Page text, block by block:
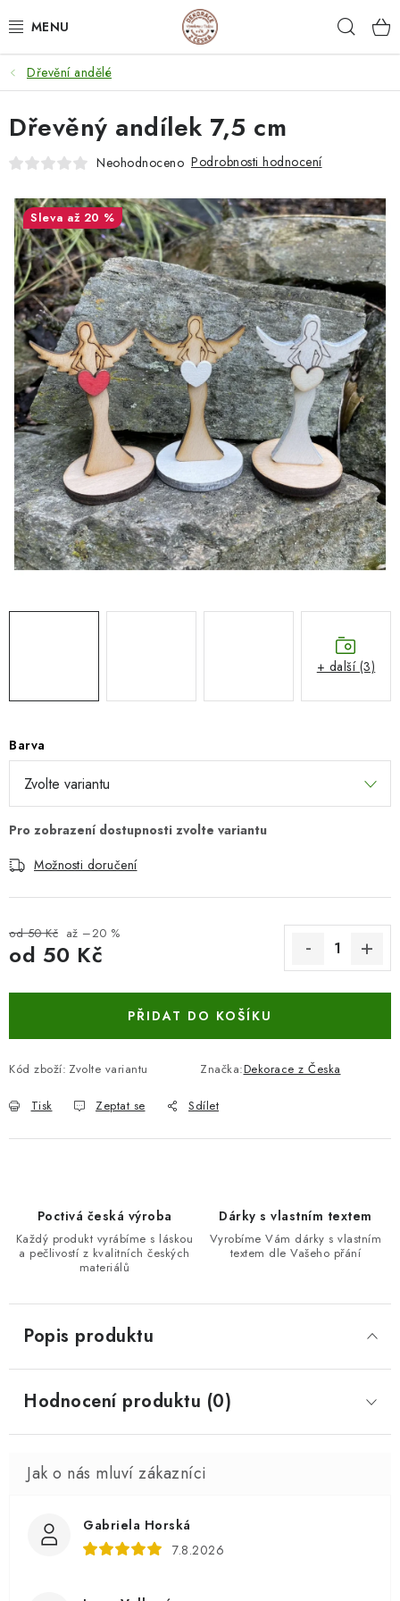
na
NEJPRODÁVANĚJŠÍ
SVATEBNÍ DARY/ DEKORACE 💍
DÁRKOVÉ BOXY A KRABIČKY
DÁRKY K NAROZENINÁM
PERSONALIZOVANÉ DÁRKY ✨
DÁRKY
DŘEVĚNÉ DEKORACE
SEZÓNNÍ DEKORACE
DÁRKY Z LÁSKY
NOVINKY
🔥 AKCE A SLEVY
Vrácení zboží
Dřevění andělé
Barva
Možnosti doručení
od 50 Kč až –20 %
od 50 Kč
PŘIDAT DO KOŠÍKU
Kód zboží: Zvolte variantu Značka:Dekorace z Česka
Tisk Zeptat se Sdílet
Dřevěný andílek 7,5 cm
Neohodnoceno Podrobnosti hodnocení
až 20 %
+ další (3)
Poctivá česká výroba
Každý produkt vyrábíme s láskou
a pečlivostí z kvalitních českých
materiálů
Dárky s vlastním textem
Vyrobíme Vám dárky s vlastním
textem dle Vašeho přání
Popis produktu
Hodnocení produktu (0)
Gabriela Horská
7.8.2026